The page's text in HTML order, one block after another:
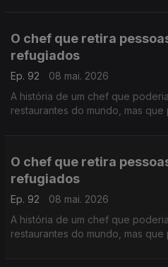
O chef que retira
refugiados
Ep. 92
08 mai. 2026
A história de um chef que
restaurantes do mundo, mas
O chef que retira
refugiados
Ep. 92
08 mai. 2026
A história de um chef que
restaurantes do mundo, mas